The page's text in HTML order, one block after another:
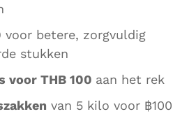
voor betere, zorgvuldig
stukken
voor THB 100 aan het rek
van 5 kilo voor ฿100